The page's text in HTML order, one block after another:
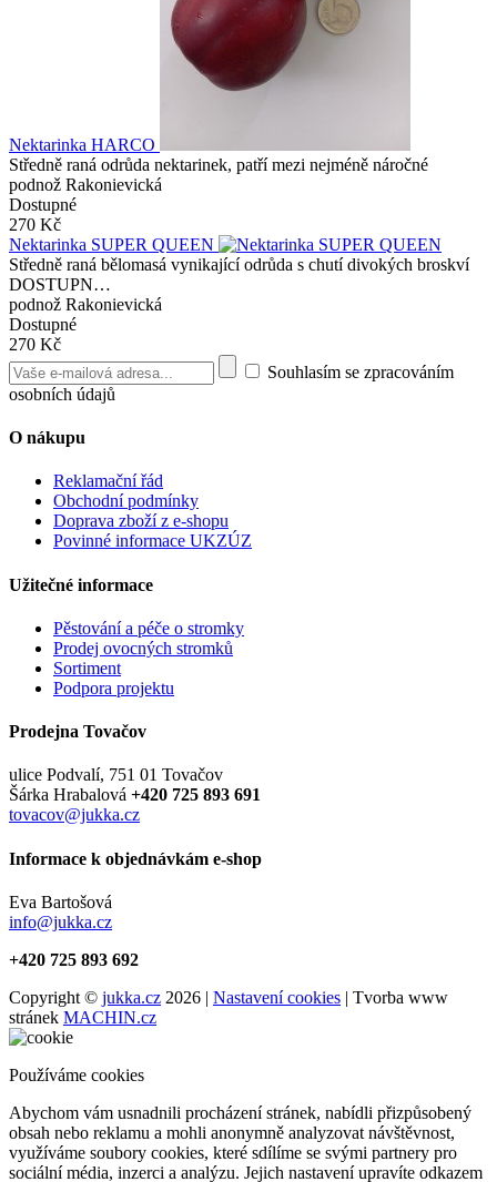
Nektarinka HARCO
Středně raná odrůda nektarinek, patří mezi nejméně náročné
podnož Rakonievická
Dostupné
270 Kč
Nektarinka SUPER QUEEN
Středně raná bělomasá vynikající odrůda s chutí divokých broskví
DOSTUPN…
podnož Rakonievická
Dostupné
270 Kč
Souhlasím se zpracováním
osobních údajů
O nákupu
Reklamační řád
Obchodní podmínky
Doprava zboží z e-shopu
Povinné informace UKZÚZ
Užitečné informace
Pěstování a péče o stromky
Prodej ovocných stromků
Sortiment
Podpora projektu
Prodejna Tovačov
ulice Podvalí, 751 01 Tovačov
Šárka Hrabalová +420 725 893 691
tovacov@jukka.cz
Informace k objednávkám e-shop
Eva Bartošová
info@jukka.cz
+420 725 893 692
Copyright © jukka.cz 2026 | Nastavení cookies | Tvorba www
stránek MACHIN.cz
Používáme cookies
Abychom vám usnadnili procházení stránek, nabídli přizpůsobený
obsah nebo reklamu a mohli anonymně analyzovat návštěvnost,
využíváme soubory cookies, které sdílíme se svými partnery pro
sociální média, inzerci a analýzu. Jejich nastavení upravíte odkazem